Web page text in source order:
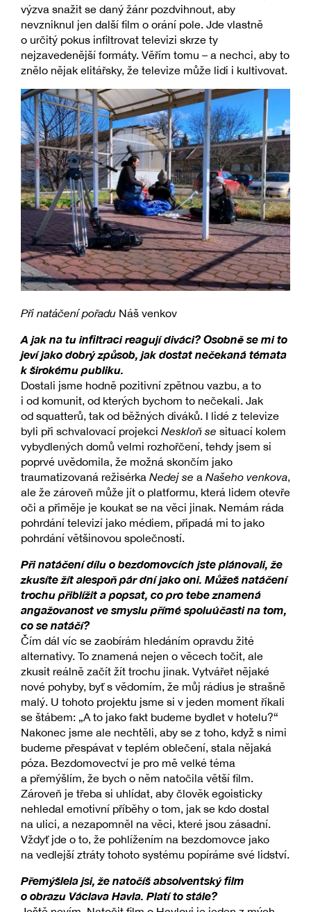
výzva snažit se daný žánr pozdvihnout, aby
nevzniknul jen další film o orání pole. Jde vlastně
o určitý pokus infiltrovat televizi skrze ty
nejzavedenější formáty. Věřím tomu – a nechci, aby to
znělo nějak elitářsky, že televize může lidi i kultivovat.
Při natáčení pořadu Náš venkov
A jak na tu infiltraci reagují diváci? Osobně se mi to
jeví jako dobrý způsob, jak dostat nečekaná témata
k širokému publiku.
Dostali jsme hodně pozitivní zpětnou vazbu, a to
i od komunit, od kterých bychom to nečekali. Jak
od squatterů, tak od běžných diváků. I lidé z televize
byli při schvalovací projekci Neskloň se situací kolem
vybydlených domů velmi rozhořčení, tehdy jsem si
poprvé uvědomila, že možná skončím jako
traumatizovaná režisérka Nedej se a Našeho venkova,
ale že zároveň může jít o platformu, která lidem otevře
oči a přiměje je koukat se na věci jinak. Nemám ráda
pohrdání televizí jako médiem, připadá mi to jako
pohrdání většinovou společností.
Při natáčení dílu o bezdomovcích jste plánovali, že
zkusíte žít alespoň pár dní jako oni. Můžeš natáčení
trochu přiblížit a popsat, co pro tebe znamená
angažovanost ve smyslu přímé spoluúčasti na tom,
co se natáčí?
Čím dál víc se zaobírám hledáním opravdu žité
alternativy. To znamená nejen o věcech točit, ale
zkusit reálně začít žít trochu jinak. Vytvářet nějaké
nové pohyby, byť s vědomím, že můj rádius je strašně
malý. U tohoto projektu jsme si v jeden moment říkali
se štábem: „A to jako fakt budeme bydlet v hotelu?“
Nakonec jsme ale nechtěli, aby se z toho, když s nimi
budeme přespávat v teplém oblečení, stala nějaká
póza. Bezdomovectví je pro mě velké téma
a přemýšlím, že bych o něm natočila větší film.
Zároveň je třeba si uhlídat, aby člověk egoisticky
nehledal emotivní příběhy o tom, jak se kdo dostal
na ulici, a nezapomněl na věci, které jsou zásadní.
Vždyť jde o to, že pohlížením na bezdomovce jako
na vedlejší ztráty tohoto systému popíráme své lidství.
Přemýšlela jsi, že natočíš absolventský film
o obrazu Václava Havla. Platí to stále?